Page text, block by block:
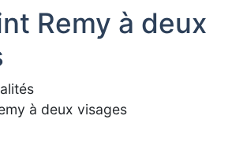
Remy à deux
à deux visages